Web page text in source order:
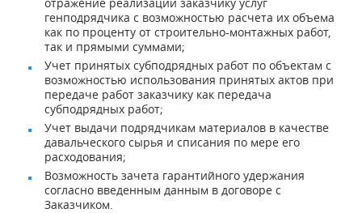
генподрядчика с возможностью расчета их объема
как по проценту от строительно-монтажных работ,
так и прямыми суммами;
Учет принятых субподрядных работ по объектам с
возможностью использования принятых актов при
передаче работ заказчику как передача
субподрядных работ;
Учет выдачи подрядчикам материалов в качестве
давальческого сырья и списания по мере его
расходования;
Возможность зачета гарантийного удержания
согласно введенным данным в договоре с
Заказчиком.